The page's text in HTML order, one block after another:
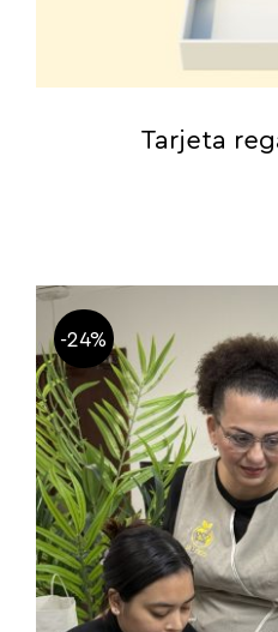
Tarjeta
-24%